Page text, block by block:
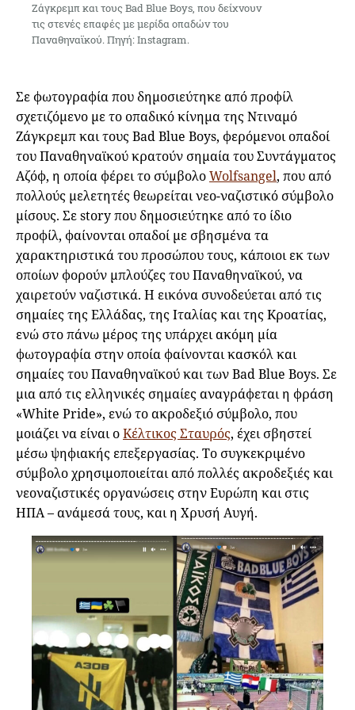
Ζάγκρεμπ και τους Bad Blue Boys, που δείχνουν
τις στενές επαφές με μερίδα οπαδών του
Παναθηναϊκού. Πηγή: Instagram.
Σε φωτογραφία που δημοσιεύτηκε από προφίλ
σχετιζόμενο με το οπαδικό κίνημα της Ντιναμό
Ζάγκρεμπ και τους Bad Blue Boys, φερόμενοι οπαδοί
του Παναθηναϊκού κρατούν σημαία του Συντάγματος
Αζόφ, η οποία φέρει το σύμβολοWolfsangel, που από
πολλούς μελετητές θεωρείται νεο-ναζιστικό σύμβολο
μίσους. Σε story που δημοσιεύτηκε από το ίδιο
προφίλ, φαίνονται οπαδοί με σβησμένα τα
χαρακτηριστικά του προσώπου τους, κάποιοι εκ των
οποίων φορούν μπλούζες του Παναθηναϊκού, να
χαιρετούν ναζιστικά. Η εικόνα συνοδεύεται από τις
σημαίες της Ελλάδας, της Ιταλίας και της Κροατίας,
ενώ στο πάνω μέρος της υπάρχει ακόμη μία
φωτογραφία στην οποία φαίνονται κασκόλ και
σημαίες του Παναθηναϊκού και των Bad Blue Boys. Σε
μια από τις ελληνικές σημαίες αναγράφεται η φράση
«White Pride», ενώ το ακροδεξιό σύμβολο, που
μοιάζει να είναι οΚέλτικος Σταυρός, έχει σβηστεί
μέσω ψηφιακής επεξεργασίας. Το συγκεκριμένο
σύμβολο χρησιμοποιείται από πολλές ακροδεξιές και
νεοναζιστικές οργανώσεις στην Ευρώπη και στις
ΗΠΑ – ανάμεσά τους, και η Χρυσή Αυγή.